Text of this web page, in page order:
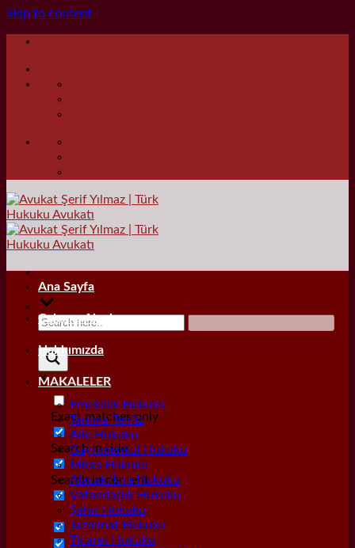
Skip to content
Exact matches only
Search in title
Search in content
Ana Sayfa
Çalışma Alanları
Hakkımızda
MAKALELER
Emeklilik Hukuku
Tanıma Tenfiz
Aile Hukuku
Gayrımenkul Hukuku
Miras Hukuku
Alacak/İcra Hukuku
Vatandaşlık Hukuku
Şahıs Hukuku
Tazminat Hukuku
Ticaret Hukuku